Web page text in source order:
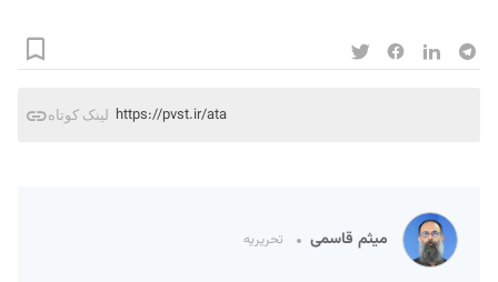
لینک کوتاه https://pvst.ir/ata
میثم قاسمی تحریریه